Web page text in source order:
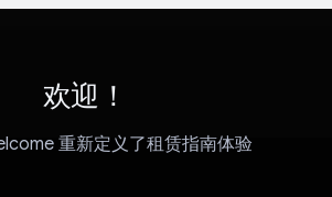
欢迎！
重新定义了租赁指南体验